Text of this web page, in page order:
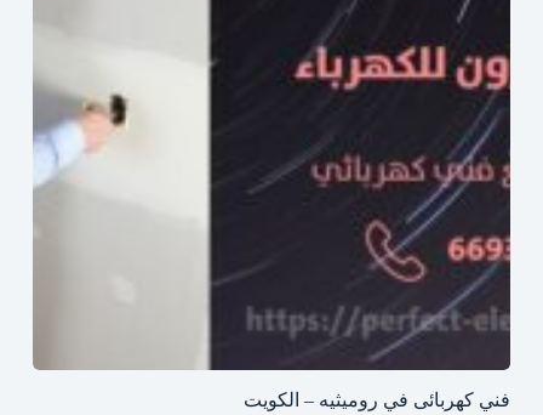
فني كهربائى في روميثيه – الكويت